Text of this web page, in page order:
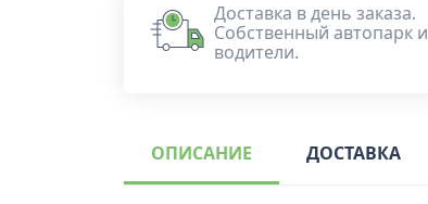
Доставка в день заказа.
Собственный автопарк и
водители.
ОПИСАНИЕ ДОСТАВКА